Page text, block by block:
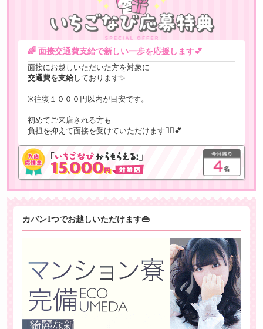
別途加算されます
💰指名料
2,000円
※お給料に上限はございません⭐
🌈 面接交通費支給で新しい一歩を応援します💕
面接にお越しいただいた方を対象に
交通費を支給しております✨
※往復１０００円以内が目安です。
初めてご来店される方も
負担を抑えて面接を受けていただけます☝🏻️💕
カバン1つでお越しいただけます👜